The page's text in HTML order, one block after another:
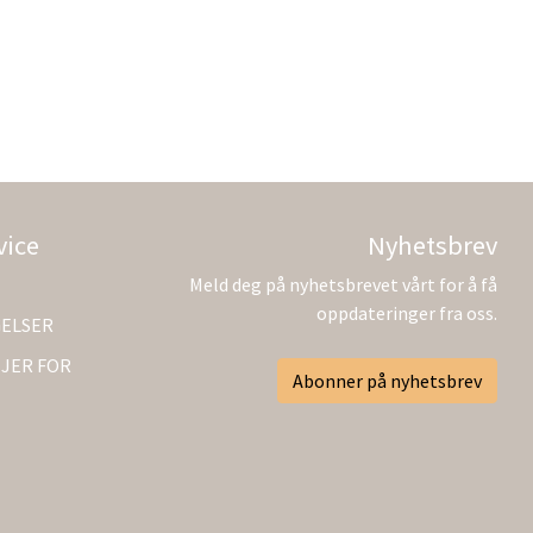
FOR
Nyhetsbrev
Meld deg på nyhetsbrevet vårt for å få
oppdateringer fra oss.
Abonner på nyhetsbrev